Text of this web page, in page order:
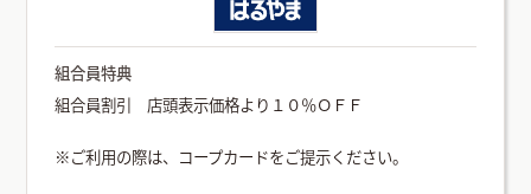
組合員特典
組合員割引 店頭表示価格より１０％ＯＦＦ
※ご利用の際は、コープカードをご提示ください。